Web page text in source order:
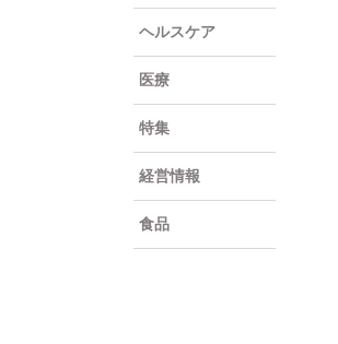
ヘルスケア
医療
特集
経営情報
食品